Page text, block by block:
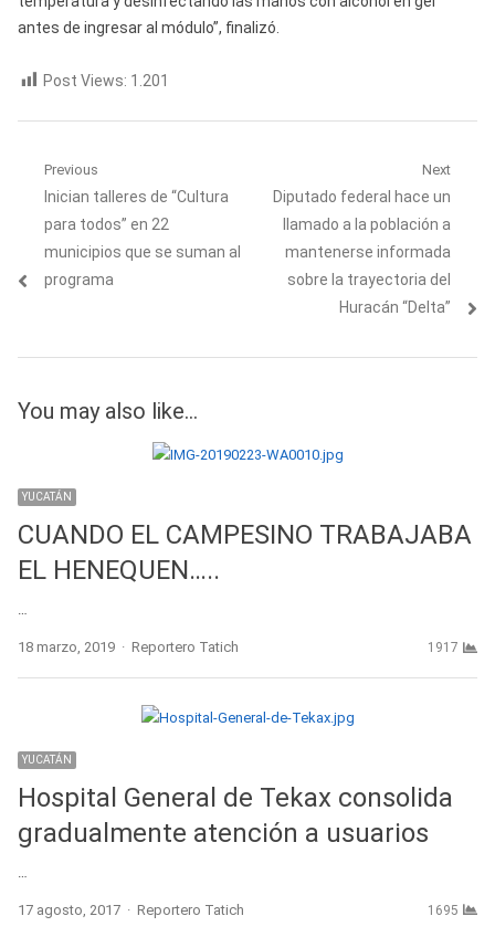
antes de ingresar al módulo”, finalizó.
Post Views: 1.201
Navegación
de
entradas
Previous
Previous
post:
Inician talleres de “Cultura
para todos” en 22
municipios que se suman al
programa
Next
Next
post:
Diputado federal hace un
llamado a la población a
mantenerse informada
sobre la trayectoria del
Huracán “Delta”
You may also like...
YUCATÁN
CUANDO EL CAMPESINO TRABAJABA
EL HENEQUEN…..
18 marzo, 2019 Author
Reportero Tatich 1917
YUCATÁN
Hospital General de Tekax consolida
gradualmente atención a usuarios
17 agosto, 2017 Author
Reportero Tatich 1695